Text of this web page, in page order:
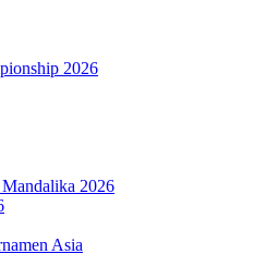
2026
2026
Asia